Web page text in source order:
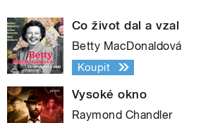
Co život dal a vzal
Betty MacDonaldová
Koupit
Vysoké okno
Raymond Chandler